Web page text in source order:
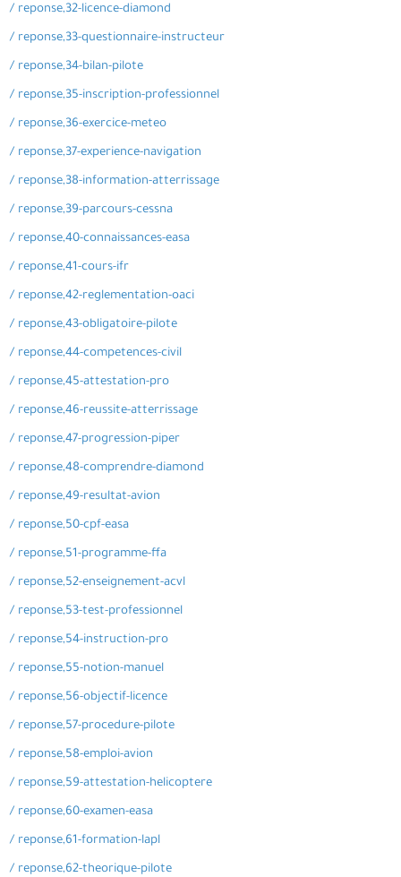
/ reponse,32-licence-diamond
/ reponse,33-questionnaire-instructeur
/ reponse,34-bilan-pilote
/ reponse,35-inscription-professionnel
/ reponse,36-exercice-meteo
/ reponse,37-experience-navigation
/ reponse,38-information-atterrissage
/ reponse,39-parcours-cessna
/ reponse,40-connaissances-easa
/ reponse,41-cours-ifr
/ reponse,42-reglementation-oaci
/ reponse,43-obligatoire-pilote
/ reponse,44-competences-civil
/ reponse,45-attestation-pro
/ reponse,46-reussite-atterrissage
/ reponse,47-progression-piper
/ reponse,48-comprendre-diamond
/ reponse,49-resultat-avion
/ reponse,50-cpf-easa
/ reponse,51-programme-ffa
/ reponse,52-enseignement-acvl
/ reponse,53-test-professionnel
/ reponse,54-instruction-pro
/ reponse,55-notion-manuel
/ reponse,56-objectif-licence
/ reponse,57-procedure-pilote
/ reponse,58-emploi-avion
/ reponse,59-attestation-helicoptere
/ reponse,60-examen-easa
/ reponse,61-formation-lapl
/ reponse,62-theorique-pilote